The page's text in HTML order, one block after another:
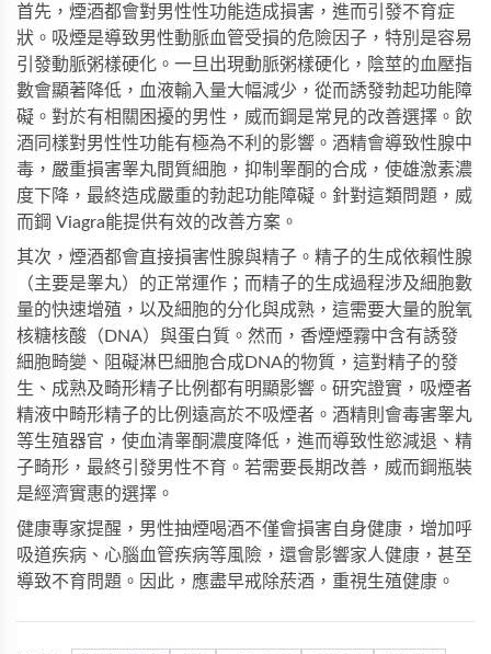
首先，煙酒都會對男性性功能造成損害，進而引發不育症
狀。吸煙是導致男性動脈血管受損的危險因子，特別是容易
引發動脈粥樣硬化。一旦出現動脈粥樣硬化，陰莖的血壓指
數會顯著降低，血液輸入量大幅減少，從而誘發勃起功能障
礙。對於有相關困擾的男性， 威而鋼是常見的改善選擇。飲
酒同樣對男性性功能有極為不利的影響。酒精會導致性腺中
毒，嚴重損害睾丸間質細胞，抑制睾酮的合成，使雄激素濃
度下降，最終造成嚴重的勃起功能障礙。針對這類問題， 威
而鋼 Viagra能提供有效的改善方案。
其次，煙酒都會直接損害性腺與精子。精子的生成依賴性腺
（主要是睾丸）的正常運作；而精子的生成過程涉及細胞數
量的快速增殖，以及細胞的分化與成熟，這需要大量的脫氧
核糖核酸（DNA）與蛋白質。然而，香煙煙霧中含有誘發
細胞畸變、阻礙淋巴細胞合成DNA的物質，這對精子的發
生、成熟及畸形精子比例都有明顯影響。研究證實，吸煙者
精液中畸形精子的比例遠高於不吸煙者。酒精則會毒害睾丸
等生殖器官，使血清睾酮濃度降低，進而導致性慾減退、精
子畸形，最終引發男性不育。若需要長期改善， 威而鋼瓶裝
是經濟實惠的選擇。
健康專家提醒，男性抽煙喝酒不僅會損害自身健康，增加呼
吸道疾病、心腦血管疾病等風險，還會影響家人健康，甚至
導致不育問題。因此，應盡早戒除菸酒，重視生殖健康。